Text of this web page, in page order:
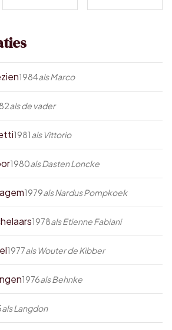
1984alsMarco
alsde vader
1981als Vittorio
1980alsDasten Loncke
1979alsNardus Pompkoek
1978alsEtienne Fabiani
1977alsWouter de Kibber
1976alsBehnke
alsLangdon